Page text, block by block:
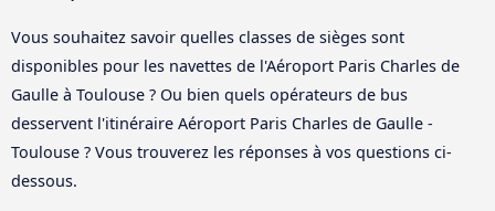
Vous souhaitez savoir quelles classes de sièges sont
disponibles pour les navettes de l'Aéroport Paris Charles de
Gaulle à Toulouse ? Ou bien quels opérateurs de bus
desservent l'itinéraire Aéroport Paris Charles de Gaulle -
Toulouse ? Vous trouverez les réponses à vos questions ci-
dessous.